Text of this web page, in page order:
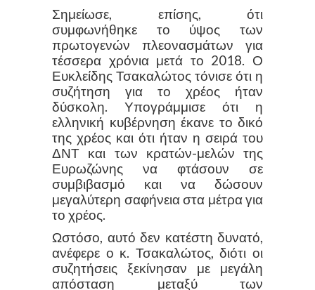
Σημείωσε, επίσης, ότι
συμφωνήθηκε το ύψος των
πρωτογενών πλεονασμάτων για
τέσσερα χρόνια μετά το 2018. Ο
Ευκλείδης Τσακαλώτος τόνισε ότι η
συζήτηση για το χρέος ήταν
δύσκολη. Υπογράμμισε ότι η
ελληνική κυβέρνηση έκανε το δικό
της χρέος και ότι ήταν η σειρά του
ΔΝΤ και των κρατών-μελών της
Ευρωζώνης να φτάσουν σε
συμβιβασμό και να δώσουν
μεγαλύτερη σαφήνεια στα μέτρα για
το χρέος.
Ωστόσο, αυτό δεν κατέστη δυνατό,
ανέφερε ο κ. Τσακαλώτος, διότι οι
συζητήσεις ξεκίνησαν με μεγάλη
απόσταση μεταξύ των